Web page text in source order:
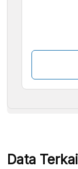
Data